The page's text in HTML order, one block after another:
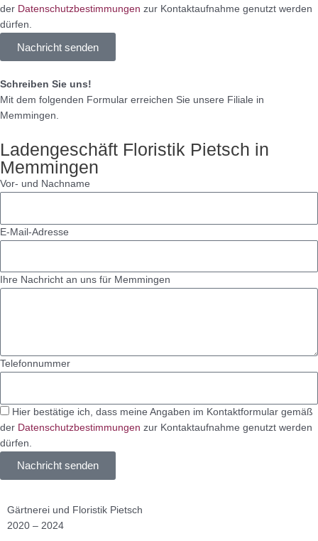
der Datenschutzbestimmungen zur Kontaktaufnahme genutzt werden
dürfen.
Nachricht senden
Schreiben Sie uns!
Mit dem folgenden Formular erreichen Sie unsere Filiale in
Memmingen.
Ladengeschäft Floristik Pietsch in
Memmingen
Vor- und Nachname
E-Mail-Adresse
Ihre Nachricht an uns für Memmingen
Telefonnummer
Hier bestätige ich, dass meine Angaben im Kontaktformular gemäß
der Datenschutzbestimmungen zur Kontaktaufnahme genutzt werden
dürfen.
Nachricht senden
Gärtnerei und Floristik Pietsch
2020 – 2024